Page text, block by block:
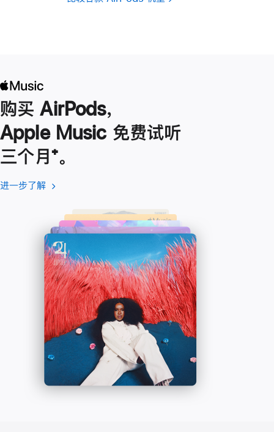
购买 AirPods，
Apple Music 免费试听
三个月脚
注
⁺。
进一步了解 进
了
解
-
Apple
Music
(在
口
中
打
开)